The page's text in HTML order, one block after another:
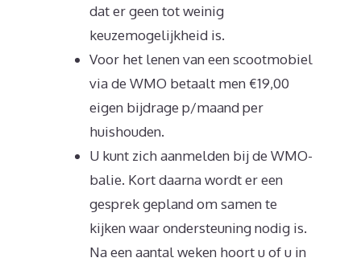
dat er geen tot weinig
keuzemogelijkheid is.
Voor het lenen van een scootmobiel
via de WMO betaalt men €19,00
eigen bijdrage p/maand per
huishouden.
U kunt zich aanmelden bij de WMO-
balie. Kort daarna wordt er een
gesprek gepland om samen te
kijken waar ondersteuning nodig is.
Na een aantal weken hoort u of u in